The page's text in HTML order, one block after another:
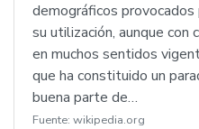
demográficos
su utilización, aunque con
en muchos sentidos
que ha constituido un
buena parte de…
Fuente: wikipedia.org